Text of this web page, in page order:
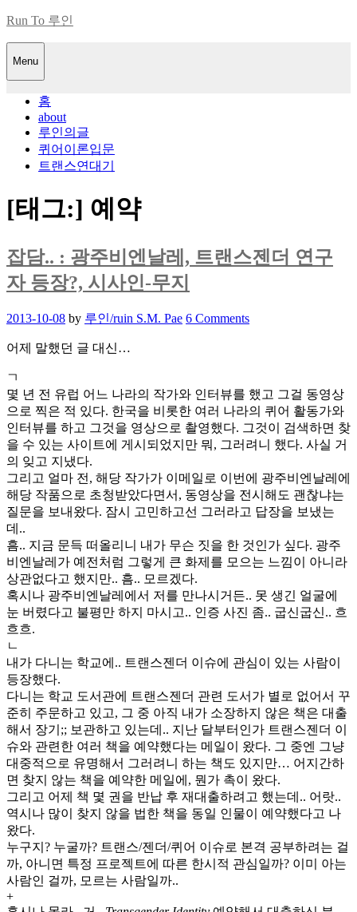
Skip
content
Run To 루인
Menu
홈
about
루인의글
퀴어이론입문
트랜스연대기
[태그:] 예약
잡담.. : 광주비엔날레, 트랜스젠더 연구
자 등장?, 시사인-무지
Posted
2013-10-08 by 루인/ruin S.M. Pae 6 Comments
어제 말했던 글 대신…
ㄱ
몇 년 전 유럽 어느 나라의 작가와 인터뷰를 했고 그걸 동영상
으로 찍은 적 있다. 한국을 비롯한 여러 나라의 퀴어 활동가와
인터뷰를 하고 그것을 영상으로 촬영했다. 그것이 검색하면 찾
을 수 있는 사이트에 게시되었지만 뭐, 그러려니 했다. 사실 거
의 잊고 지냈다.
그리고 얼마 전, 해당 작가가 이메일로 이번에 광주비엔날레에
해당 작품으로 초청받았다면서, 동영상을 전시해도 괜찮냐는
질문을 보내왔다. 잠시 고민하고선 그러라고 답장을 보냈는
데..
흠.. 지금 문득 떠올리니 내가 무슨 짓을 한 것인가 싶다. 광주
비엔날레가 예전처럼 그렇게 큰 화제를 모으는 느낌이 아니라
상관없다고 했지만.. 흠.. 모르겠다.
혹시나 광주비엔날레에서 저를 만나시거든.. 못 생긴 얼굴에
눈 버렸다고 불평만 하지 마시고.. 인증 사진 좀.. 굽신굽신.. 흐
흐흐.
ㄴ
내가 다니는 학교에.. 트랜스젠더 이슈에 관심이 있는 사람이
등장했다.
다니는 학교 도서관에 트랜스젠더 관련 도서가 별로 없어서 꾸
준히 주문하고 있고, 그 중 아직 내가 소장하지 않은 책은 대출
해서 장기;; 보관하고 있는데.. 지난 달부터인가 트랜스젠더 이
슈와 관련한 여러 책을 예약했다는 메일이 왔다. 그 중엔 그냥
대중적으로 유명해서 그러려니 하는 책도 있지만… 어지간하
면 찾지 않는 책을 예약한 메일에, 뭔가 촉이 왔다.
그리고 어제 책 몇 권을 반납 후 재대출하려고 했는데.. 어랏..
역시나 많이 찾지 않을 법한 책을 동일 인물이 예약했다고 나
왔다.
누구지? 누굴까? 트랜스/젠더/퀴어 이슈로 본격 공부하려는 걸
까, 아니면 특정 프로젝트에 따른 한시적 관심일까? 이미 아는
사람인 걸까, 모르는 사람일까..
+